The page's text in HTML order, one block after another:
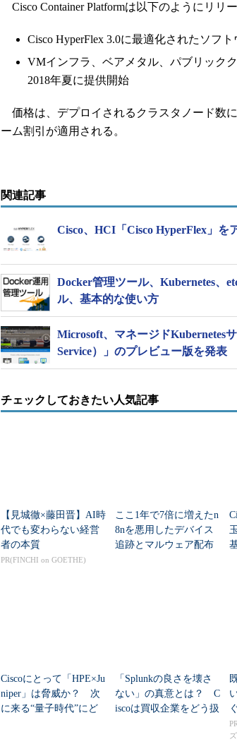
Cisco Container Platformは以下のようにリリ
Cisco HyperFlex 3.0に最適化されたソフ
VMインフラ、ベアメタル、パブリック
2018年夏に提供開始
価格は、デプロイされるクラスタノード数
ーム割引が適用される。
関連記事
Cisco、HCI「Cisco HyperFlex」を
Docker管理ツール、Kubernetes、
ル、基本的な使い方
Microsoft、マネージドKubernetes
Service）」のプレビュー版を発表
チェックしておきたい人気記事
【見城徹×藤田晋】AI時
代でも変わらない経営
者の本質
PR(FINCHI on GOETHE)
ここ1年で7倍に増えたn
8nを悪用したデバイス
追跡とマルウェア配布
Ciscoにとって「HPE×Ju
niper」は脅威か？ 次
に来る“量子時代”にど
「Splunkの良さを壊さ
ない」の真意とは？ C
iscoは買収企業をどう扱